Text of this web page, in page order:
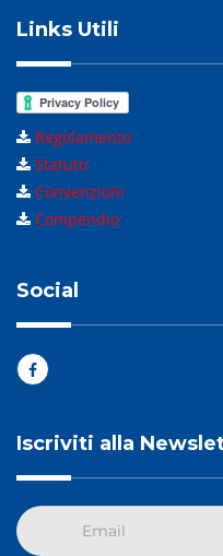
Links Utili
Regolamento
Statuto
Convenzioni
Compendio
Social
Iscriviti alla